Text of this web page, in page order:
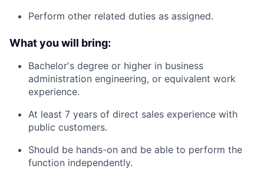
Perform other related duties as assigned.
What you will bring:
Bachelor's degree or higher in business
administration engineering, or equivalent work
experience.
At least 7 years of direct sales experience with
public customers.
Should be hands-on and be able to perform the
function independently.